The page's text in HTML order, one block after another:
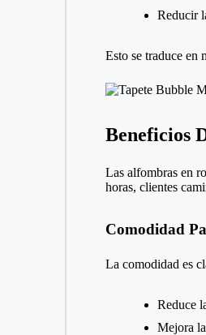
Reducir
Esto se traduce en
Beneficios
Las alfombras en
horas, clientes
Comodidad
La comodidad es
Reduce
Mejora